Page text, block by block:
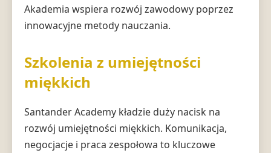
Akademia wspiera rozwój zawodowy poprzez
innowacyjne metody nauczania.
Szkolenia z umiejętności
miękkich
Santander Academy kładzie duży nacisk na
rozwój umiejętności miękkich. Komunikacja,
negocjacje i praca zespołowa to kluczowe